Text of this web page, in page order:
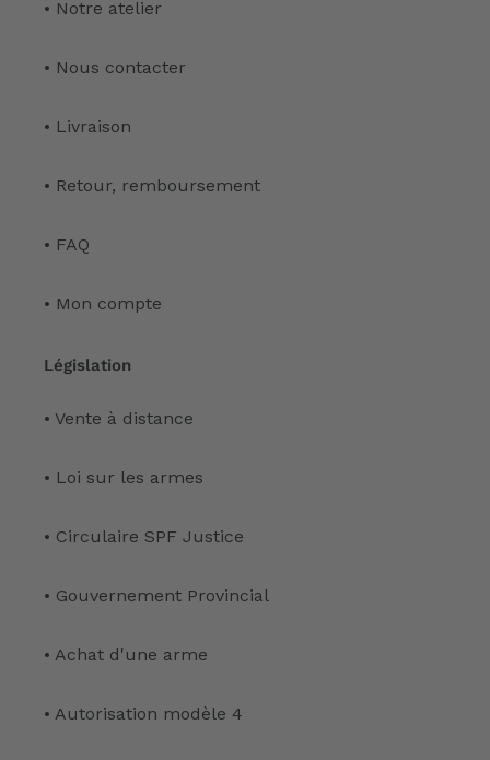
• Notre atelier
• Nous contacter
• Livraison
• Retour, remboursement
• FAQ
• Mon compte
Législation
• Vente à distance
• Loi sur les armes
• Circulaire SPF Justice
• Gouvernement Provincial
• Achat d'une arme
• Autorisation modèle 4